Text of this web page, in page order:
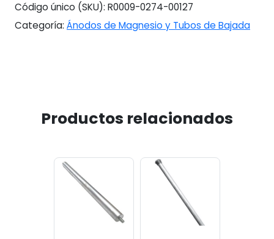
Código único (SKU): R0009-0274-00127
Categoría: Ánodos de Magnesio y Tubos de Bajada
Productos relacionados